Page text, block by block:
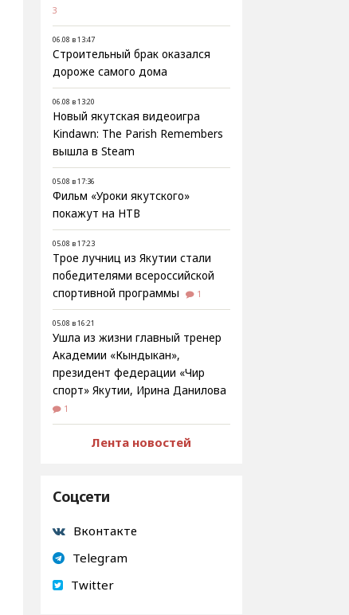
3
06.08 в 13:47
Строительный брак оказался
дороже самого дома
06.08 в 13:20
Новый якутская видеоигра
Kindawn: The Parish Remembers
вышла в Steam
05.08 в 17:36
Фильм «Уроки якутского»
покажут на НТВ
05.08 в 17:23
Трое лучниц из Якутии стали
победителями всероссийской
спортивной программы
1
05.08 в 16:21
Ушла из жизни главный тренер
Академии «Кындыкан»,
президент федерации «Чир
спорт» Якутии, Ирина Данилова
1
Лента новостей
Соцсети
Вконтакте
Telegram
Twitter